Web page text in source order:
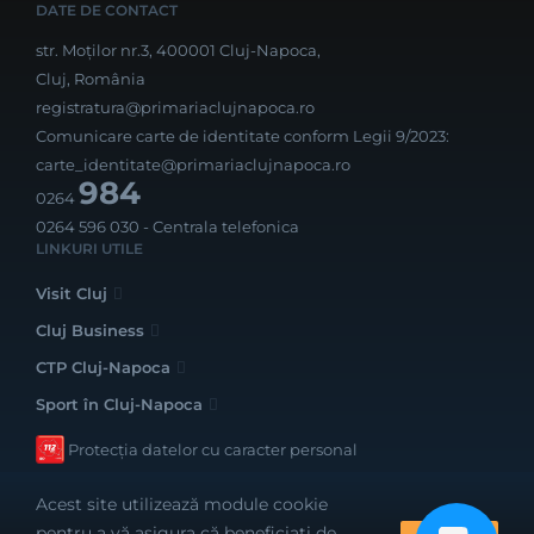
DATE DE CONTACT
str. Moților nr.3, 400001 Cluj-Napoca,
Cluj, România
registratura@primariaclujnapoca.ro
Comunicare carte de identitate conform Legii 9/2023:
carte_identitate@primariaclujnapoca.ro
0264984
0264 596 030 - Centrala telefonica
LINKURI UTILE
Visit Cluj
Cluj Business
CTP Cluj-Napoca
Sport în Cluj-Napoca
Protecția datelor cu caracter personal
Acest site utilizează module cookie